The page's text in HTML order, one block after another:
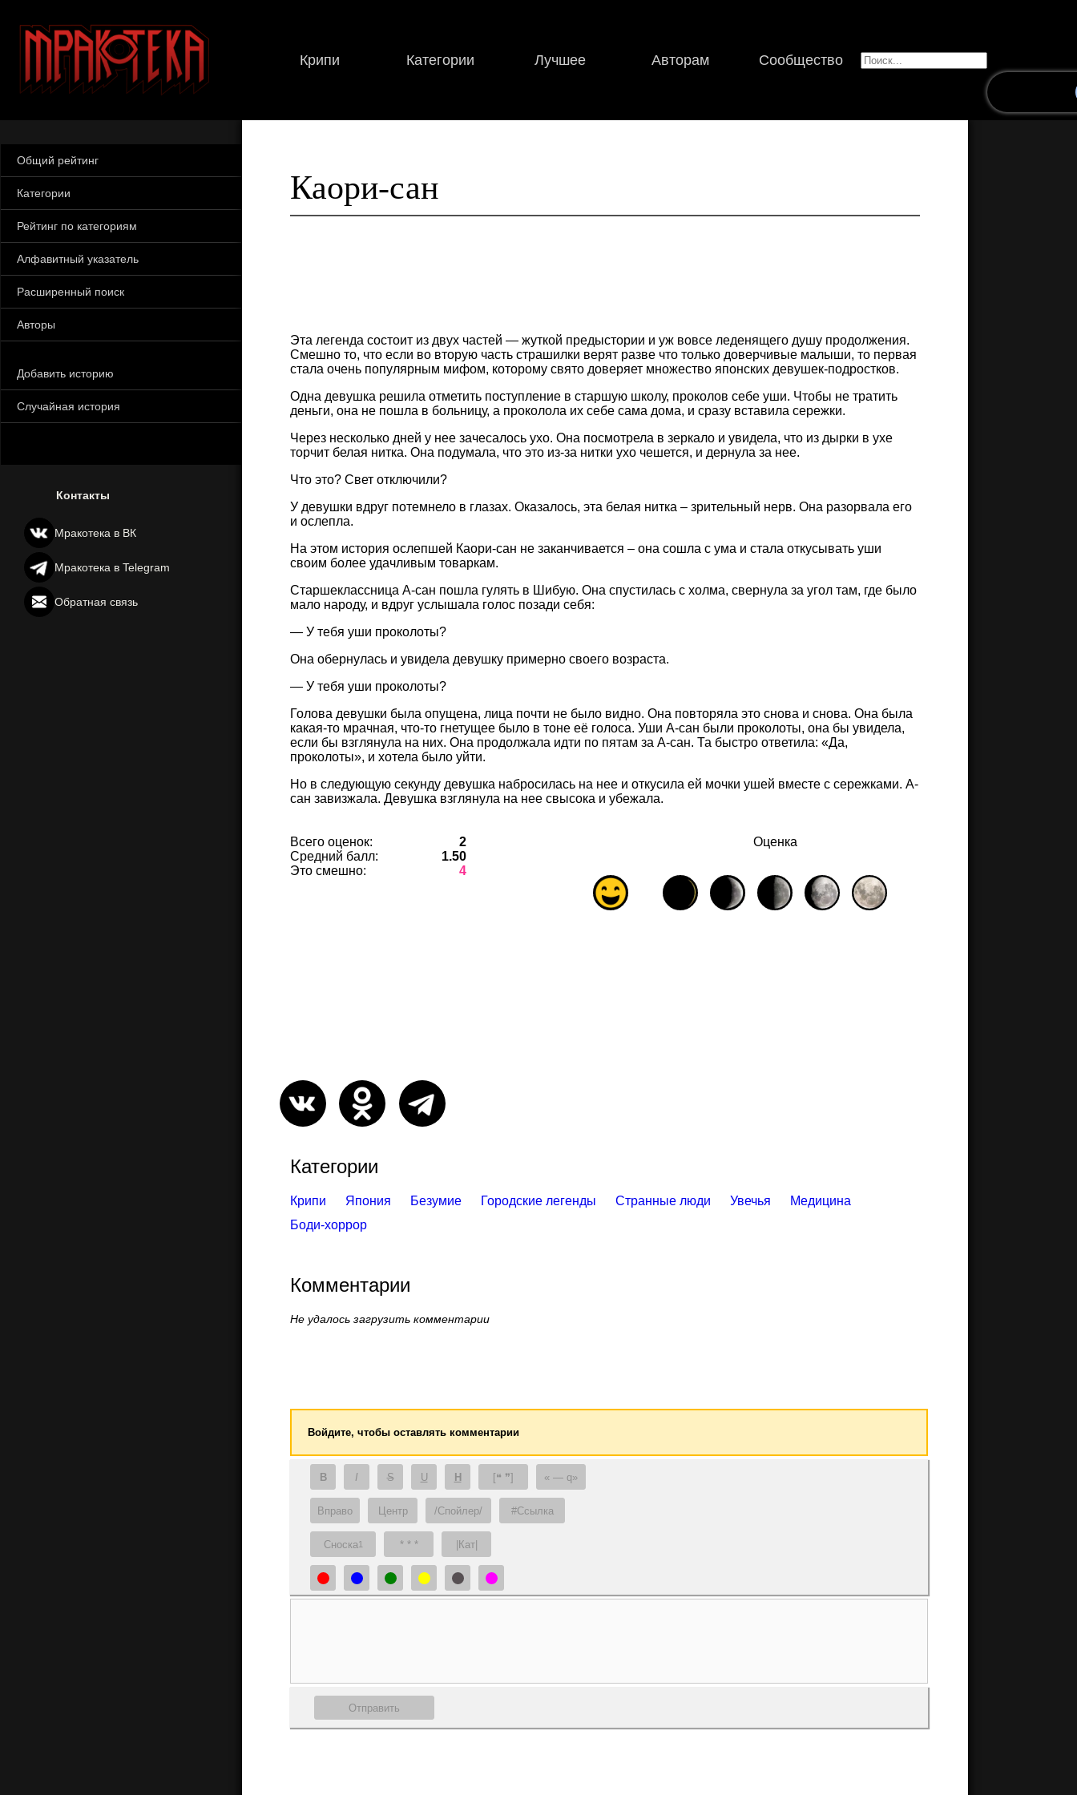
Крипи Категории Лучшее Авторам Сообщество
Общий рейтинг
Категории
Рейтинг по категориям
Алфавитный указатель
Расширенный поиск
Авторы
Добавить историю
Случайная история
Контакты
Мракотека в ВК
Мракотека в Telegram
Обратная связь
Каори-сан
Эта легенда состоит из двух частей — жуткой предыстории и уж вовсе леденящего душу продолжения.
Смешно то, что если во вторую часть страшилки верят разве что только доверчивые малыши, то первая
стала очень популярным мифом, которому свято доверяет множество японских девушек-подростков.
Одна девушка решила отметить поступление в старшую школу, проколов себе уши. Чтобы не тратить
деньги, она не пошла в больницу, а проколола их себе сама дома, и сразу вставила сережки.
Через несколько дней у нее зачесалось ухо. Она посмотрела в зеркало и увидела, что из дырки в ухе
торчит белая нитка. Она подумала, что это из-за нитки ухо чешется, и дернула за нее.
Что это? Свет отключили?
У девушки вдруг потемнело в глазах. Оказалось, эта белая нитка – зрительный нерв. Она разорвала его
и ослепла.
На этом история ослепшей Каори-сан не заканчивается – она сошла с ума и стала откусывать уши
своим более удачливым товаркам.
Старшеклассница А-сан пошла гулять в Шибую. Она спустилась с холма, свернула за угол там, где было
мало народу, и вдруг услышала голос позади себя:
— У тебя уши проколоты?
Она обернулась и увидела девушку примерно своего возраста.
— У тебя уши проколоты?
Голова девушки была опущена, лица почти не было видно. Она повторяла это снова и снова. Она была
какая-то мрачная, что-то гнетущее было в тоне её голоса. Уши А-сан были проколоты, она бы увидела,
если бы взглянула на них. Она продолжала идти по пятам за А-сан. Та быстро ответила: «Да,
проколоты», и хотела было уйти.
Но в следующую секунду девушка набросилась на нее и откусила ей мочки ушей вместе с сережками. А-
сан завизжала. Девушка взглянула на нее свысока и убежала.
Всего оценок:
2
Средний балл:
1.50
Это смешно:
4
Оценка
Категории
Крипи Япония Безумие Городские легенды Странные люди Увечья
Медицина
Боди-хоррор
Комментарии
Не удалось загрузить комментарии
Войдите, чтобы оставлять комментарии
B I S U H [❝ ❞] — q
Вправо Центр /Спойлер/ #Ссылка
Сноска1 * * * |Кат|